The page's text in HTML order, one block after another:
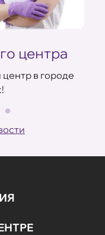
центра
в городе